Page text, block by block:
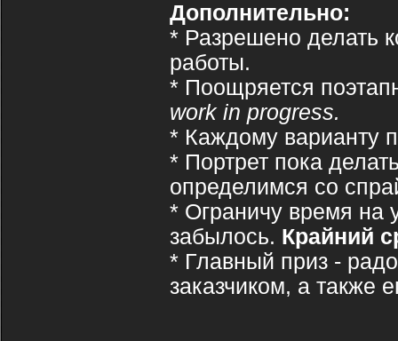
Дополнительно:
* Разрешено делать
работы.
* Поощряется
work in progress.
* Каждому варианту
* Портрет пока
определимся со
* Ограничу время на
забылось. Крайний
* Главный приз -
заказчиком, а также